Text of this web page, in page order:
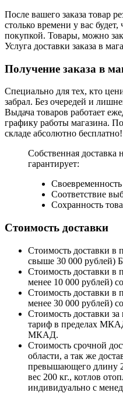
После вашего заказа товар
столько времени у вас
покупкой. Товары, можно
Услуга доставки заказа в
Получение заказа в
Специально для тех, кто
забрал. Без очередей и
Выдача товаров работает
графику работы магазина.
складе абсолютно бесплатно!
Собственная доставка
гарантирует:
Своевременность
Соответствие
Сохранность
Стоимость доставки
Стоимость доставки в
свыше 30 000
Стоимость доставки в
менее 10 000 рублей)
Стоимость доставки в
менее 30 000 рублей)
Стоимость доставки
тариф в пределах
МКАД.
Стоимость срочной
области, а так же
превышающего длину
вес 200 кг., котлов
индивидуально с